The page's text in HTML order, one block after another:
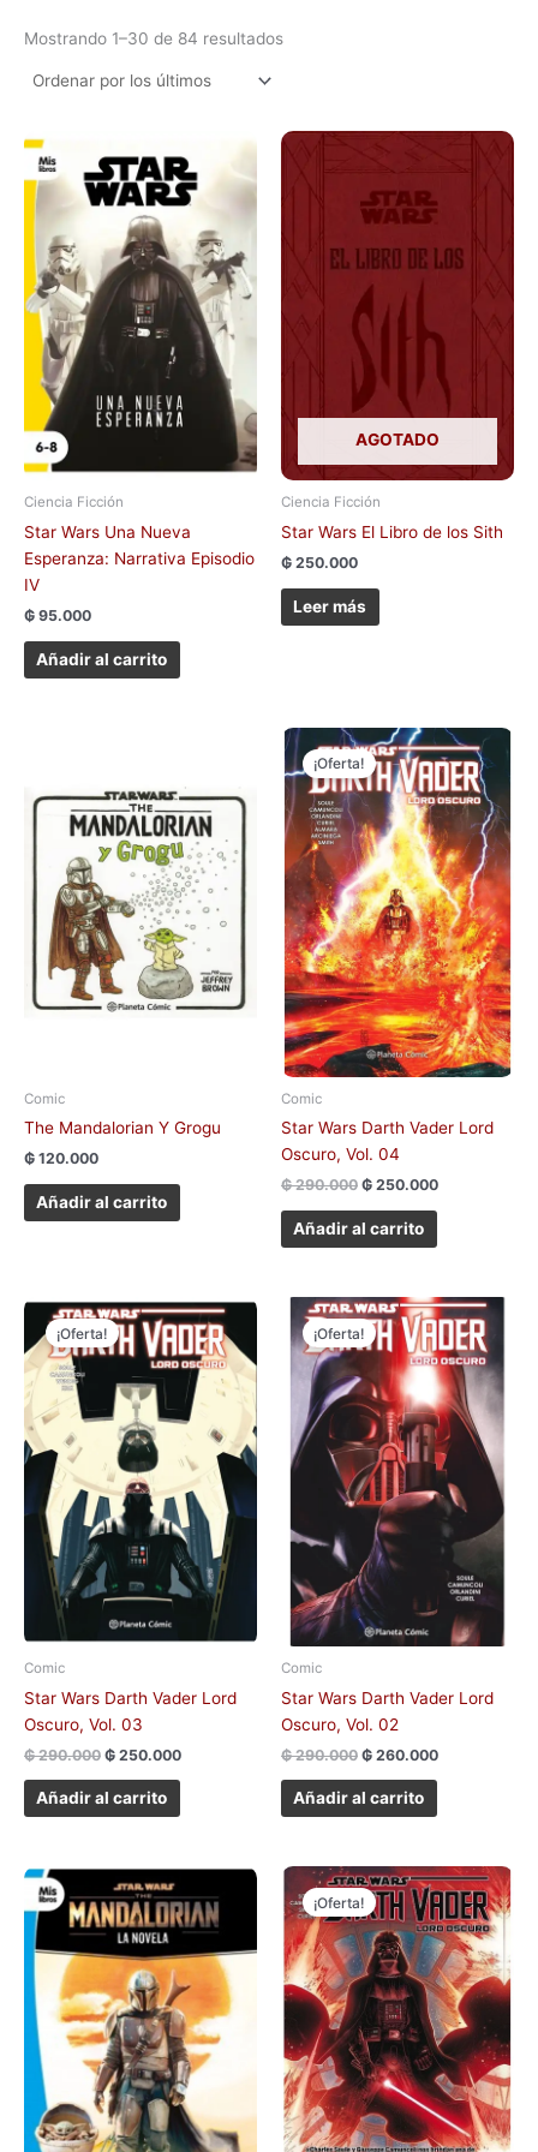
Mostrando 1–30 de 84 resultados
Ciencia Ficción
Star Wars Una Nueva
Esperanza: Narrativa Episodio
IV
₲ 95.000
Añadir al carrito
AGOTADO
Ciencia Ficción
Star Wars El Libro de los Sith
₲ 250.000
Leer más
Comic
The Mandalorian Y Grogu
₲ 120.000
Añadir al carrito
¡Oferta!
Comic
Star Wars Darth Vader Lord
Oscuro, Vol. 04
₲290.000
precio
original
era:
₲ 290.000.
₲ 250.000
El
precio
actual
es:
₲ 250.000.
Añadir al carrito
¡Oferta!
Comic
Star Wars Darth Vader Lord
Oscuro, Vol. 03
₲290.000
El
precio
original
era:
₲ 290.000.
₲ 250.000
El
precio
actual
es:
₲ 250.000.
Añadir al carrito
¡Oferta!
Comic
Star Wars Darth Vader Lord
Oscuro, Vol. 02
₲290.000
El
precio
original
₲ 290.000.
₲ 260.000
El
precio
actual
es:
₲ 260.000.
Añadir al carrito
¡Oferta!
El
precio
original
era:
₲ 290.000.
El
precio
actual
es:
₲ 260.000.